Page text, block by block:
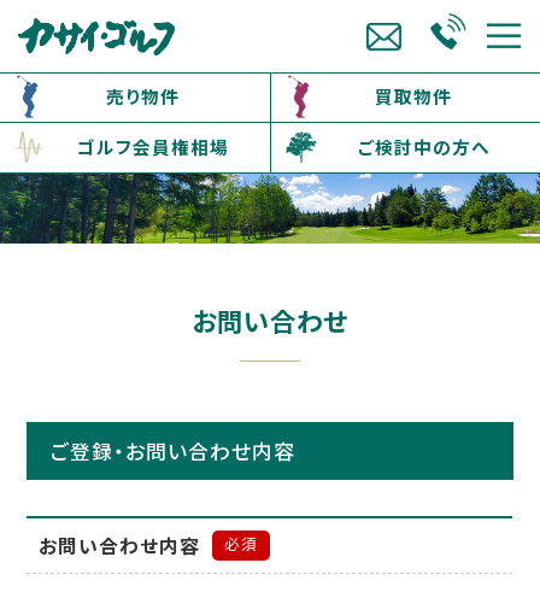
売り物件
買取物件
ゴルフ会員権相場
ご検討中の方へ
お問い合わせ
ご登録・お問い合わせ内容
お問い合わせ内容 必須